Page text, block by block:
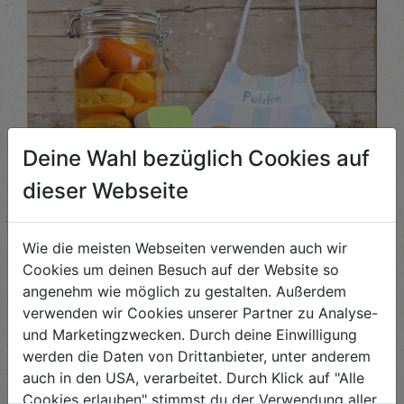
Orangenreiniger selbst machen
Bio-Zitrusschalen landen oft im Müll. Dabei l...
ANSEHEN
Deine Wahl bezüglich Cookies auf
dieser Webseite
Wie die meisten Webseiten verwenden auch wir
Cookies um deinen Besuch auf der Website so
angenehm wie möglich zu gestalten. Außerdem
verwenden wir Cookies unserer Partner zu Analyse-
und Marketingzwecken. Durch deine Einwilligung
werden die Daten von Drittanbieter, unter anderem
auch in den USA, verarbeitet. Durch Klick auf "Alle
Cookies erlauben" stimmst du der Verwendung aller